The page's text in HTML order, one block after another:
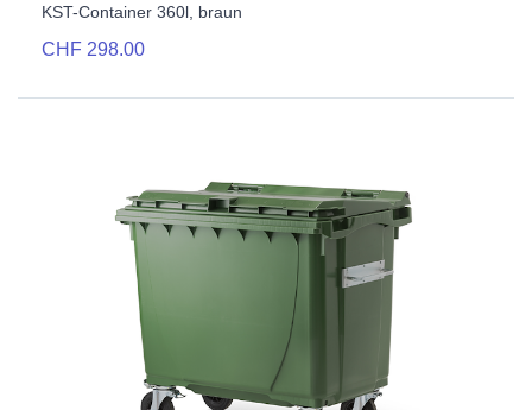
KST-Container 360l, braun
CHF 298.00